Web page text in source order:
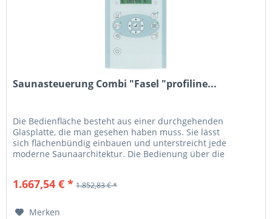
Saunasteuerung Combi "Fasel "profiline...
Die Bedienfläche besteht aus einer durchgehenden
Glasplatte, die man gesehen haben muss. Sie lässt
sich flächenbündig einbauen und unterstreicht jede
moderne Saunaarchitektur. Die Bedienung über die
1.667,54 € * 1.852,83 € *
Merken